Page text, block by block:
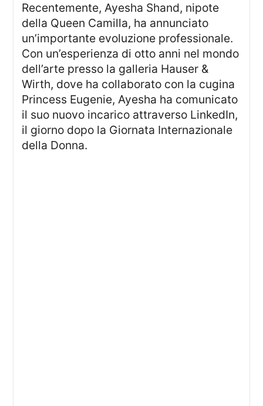
Recentemente, Ayesha Shand, nipote
della Queen Camilla, ha annunciato
un’importante evoluzione professionale.
Con un’esperienza di otto anni nel mondo
dell’arte presso la galleria Hauser &
Wirth, dove ha collaborato con la cugina
Princess Eugenie, Ayesha ha comunicato
il suo nuovo incarico attraverso LinkedIn,
il giorno dopo la Giornata Internazionale
della Donna.